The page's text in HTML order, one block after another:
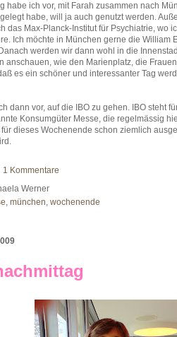
habe ich vor, mit Farah zusammen nach
habe, will ja auch genutzt werden.
das Max-Planck-Institut für Psychiatrie, wo
Ich möchte in München gerne die William
werden wir dann wohl in die
anschauen, wie den Marienplatz, die
es ein schöner und interessanter Tag
dann vor, auf die IBO zu gehen. IBO steht
Konsumgüter Messe, die regelmässig
dieses Wochenende schon ziemlich
1 Kommentare
Werner
, münchen, wochenende